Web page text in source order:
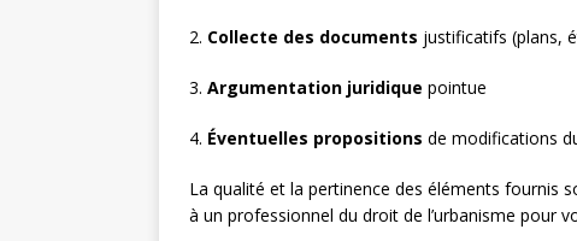
2. Collecte des documents justificatifs (plans,
3. Argumentation juridique pointue
4. Éventuelles propositions de modifications
La qualité et la pertinence des éléments fournis
à un professionnel du droit de l’urbanisme pour